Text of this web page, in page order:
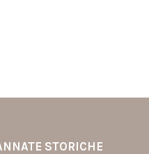
STORICHE